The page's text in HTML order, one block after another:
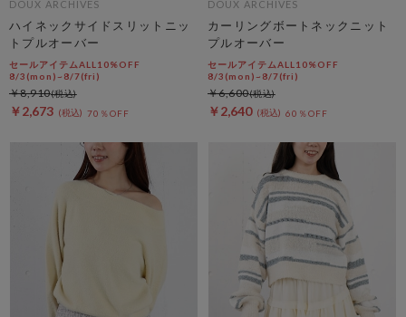
DOUX ARCHIVES
ハイネックサイドスリットニッ
トプルオーバー
セールアイテムALL10%OFF
8/3(mon)~8/7(fri)
￥2,673 70％OFF
￥8,910
DOUX ARCHIVES
カーリングボートネックニット
プルオーバー
セールアイテムALL10%OFF
8/3(mon)~8/7(fri)
￥2,640 60％OFF
￥6,600